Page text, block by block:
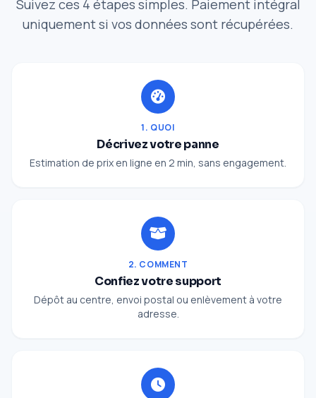
Suivez ces 4 étapes simples. Paiement intégral
uniquement si vos données sont récupérées.
1. QUOI
Décrivez votre panne
Estimation de prix en ligne en 2 min, sans engagement.
2. COMMENT
Confiez votre support
Dépôt au centre, envoi postal ou enlèvement à votre
adresse.